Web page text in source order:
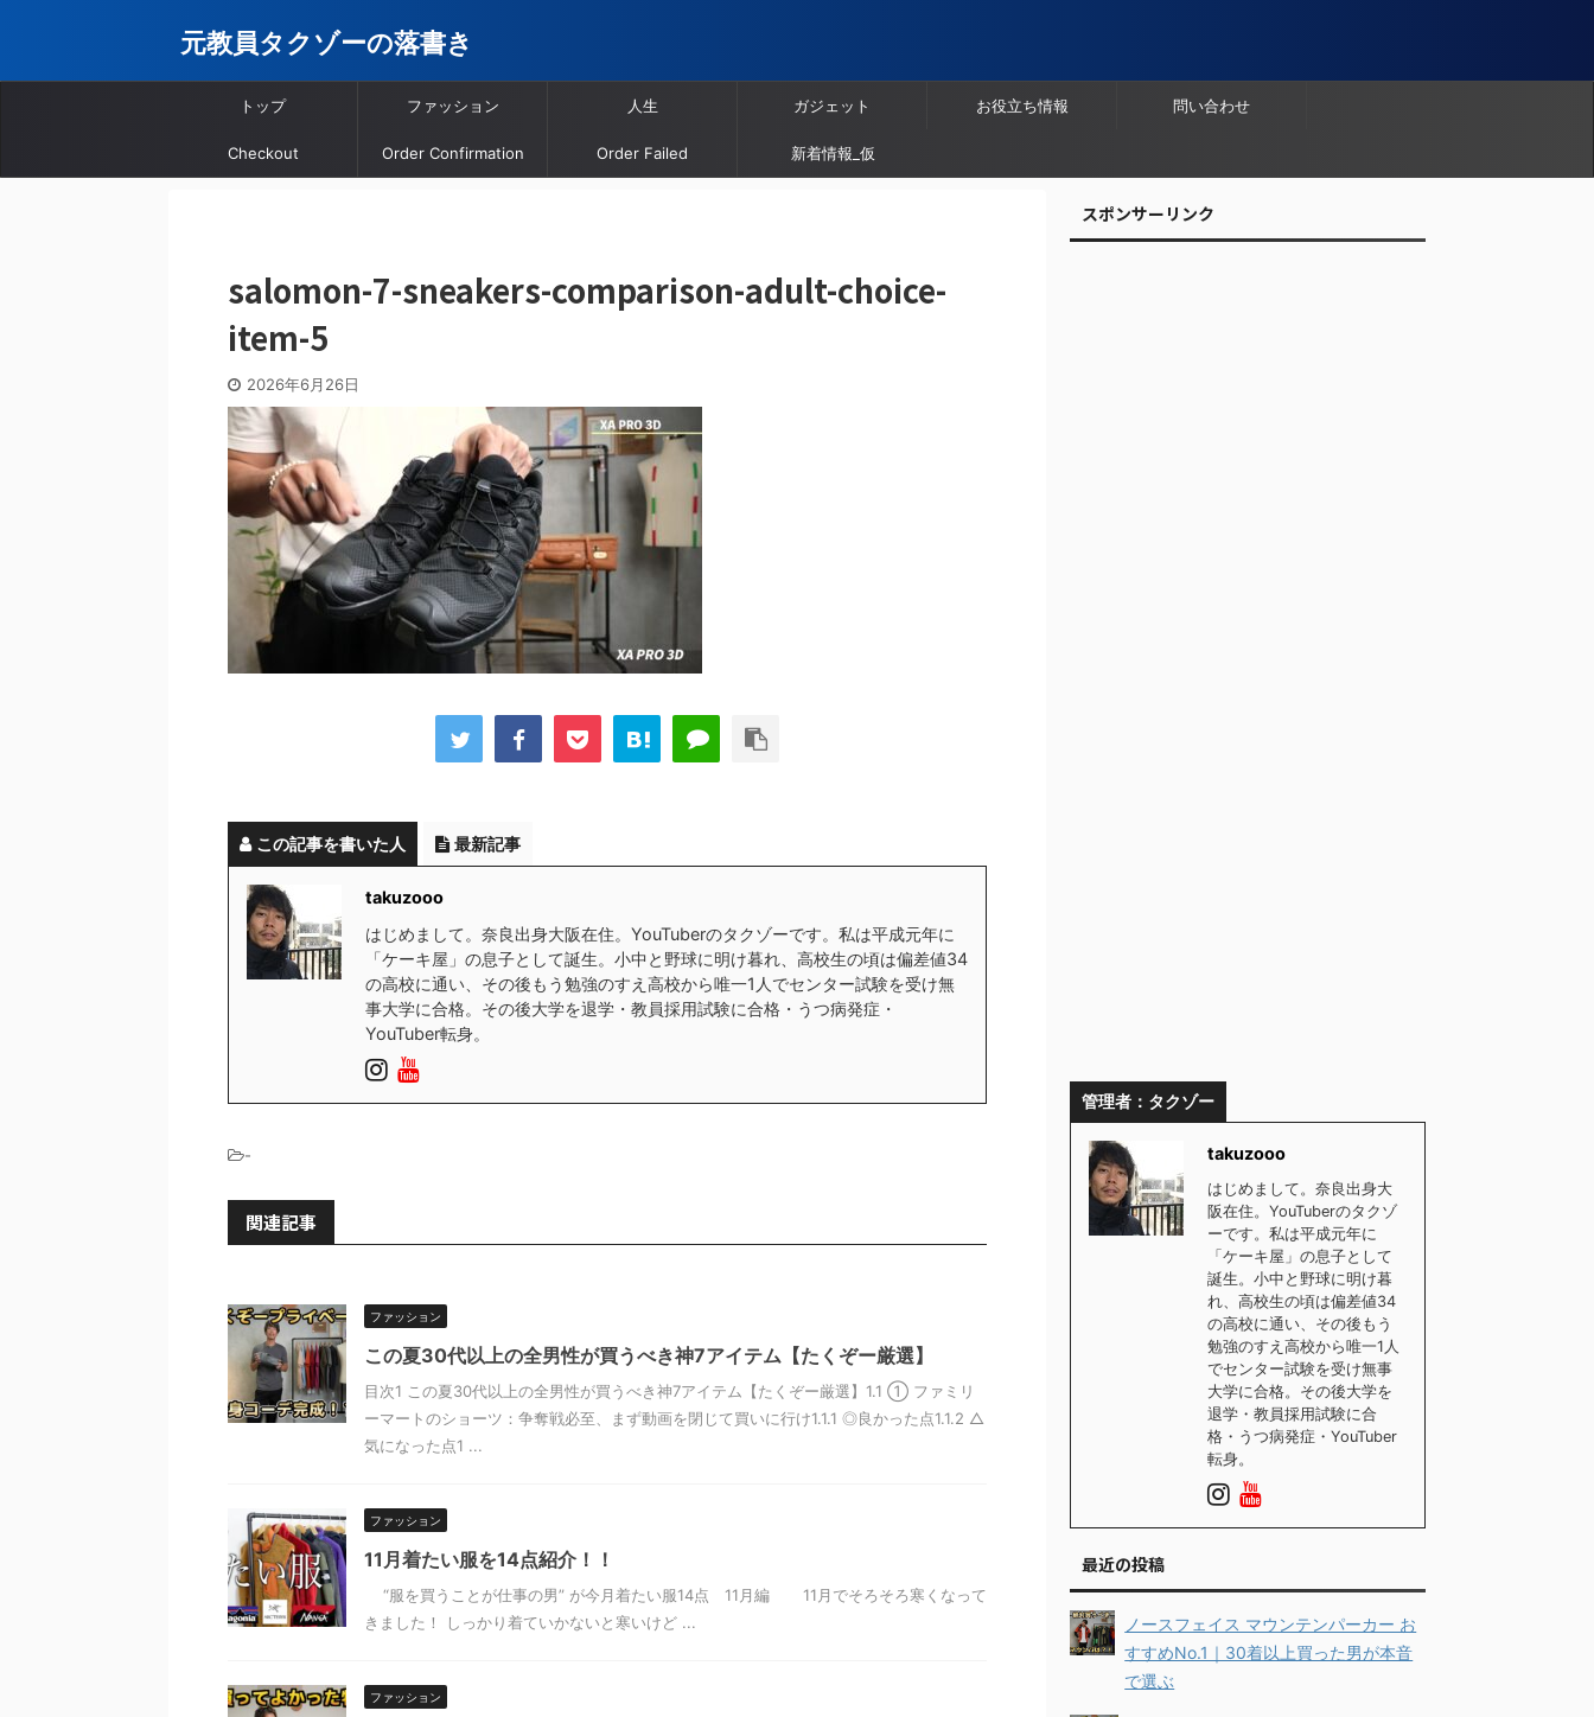
元教員タクゾーの落書き
トップ ファッション 人生 ガジェット お役立ち情報 問い合わせ
Checkout Order Confirmation Order Failed 新着情報_仮
salomon-7-sneakers-comparison-adult-choice-
item-5
2026年6月26日
この記事を書いた人 最新記事
takuzooo
はじめまして。奈良出身大阪在住。YouTuberのタクゾーです。私は平成元年に
「ケーキ屋」の息子として誕生。小中と野球に明け暮れ、高校生の頃は偏差値34
の高校に通い、その後もう勉強のすえ高校から唯一1人でセンター試験を受け無
事大学に合格。その後大学を退学・教員採用試験に合格・うつ病発症・
YouTuber転身。
-
関連記事
ファッション
この夏30代以上の全男性が買うべき神7アイテム【たくぞー厳選】
目次1 この夏30代以上の全男性が買うべき神7アイテム【たくぞー厳選】1.1 ① ファミリ
ーマートのショーツ：争奪戦必至、まず動画を閉じて買いに行け1.1.1 ◎良かった点1.1.2 △
気になった点1 ...
ファッション
11月着たい服を14点紹介！！
“服を買うことが仕事の男” が今月着たい服14点 11月編 11月でそろそろ寒くなって
きました！ しっかり着ていかないと寒いけど ...
ファッション
スポンサーリンク
管理者：タクゾー
takuzooo
はじめまして。奈良出身大
阪在住。YouTuberのタクゾ
ーです。私は平成元年に
「ケーキ屋」の息子として
誕生。小中と野球に明け暮
れ、高校生の頃は偏差値34
の高校に通い、その後もう
勉強のすえ高校から唯一1人
でセンター試験を受け無事
大学に合格。その後大学を
退学・教員採用試験に合
格・うつ病発症・YouTuber
転身。
最近の投稿
ノースフェイス マウンテンパーカー お
すすめNo.1｜30着以上買った男が本音
で選ぶ